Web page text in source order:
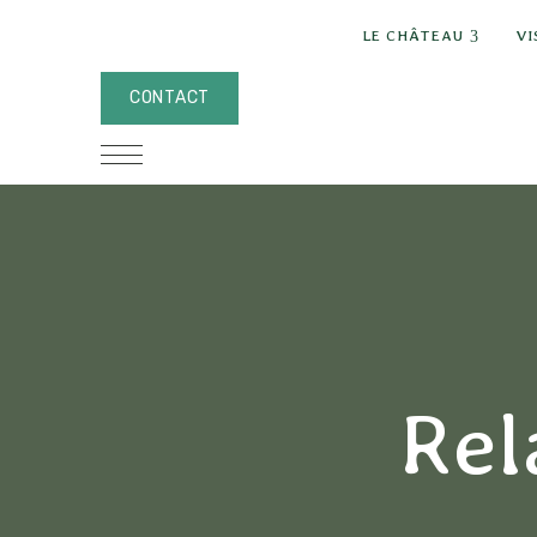
LE CHÂTEAU
CONTACT